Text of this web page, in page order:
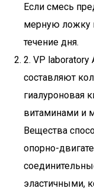
Если смесь
мерную ложку
течение дня.
2. VP
составляют
гиалуроновая
витаминами и
Вещества
опорно-
эластичными,